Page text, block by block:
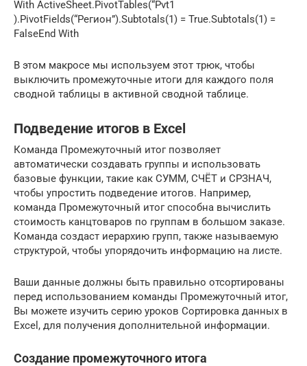
With ActiveSheet.PivotTables(“Pvt1
).PivotFields(“Регион”).Subtotals(1) = True.Subtotals(1) =
FalseEnd With
В этом макросе мы используем этот трюк, чтобы
выключить промежуточные итоги для каждого поля
сводной таблицы в активной сводной таблице.
Подведение итогов в Excel
Команда Промежуточный итог позволяет
автоматически создавать группы и использовать
базовые функции, такие как СУММ, СЧЁТ и СРЗНАЧ,
чтобы упростить подведение итогов. Например,
команда Промежуточный итог способна вычислить
стоимость канцтоваров по группам в большом заказе.
Команда создаст иерархию групп, также называемую
структурой, чтобы упорядочить информацию на листе.
Ваши данные должны быть правильно отсортированы
перед использованием команды Промежуточный итог,
Вы можете изучить серию уроков Сортировка данных в
Excel, для получения дополнительной информации.
Создание промежуточного итога